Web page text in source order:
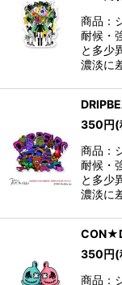
商品：
耐候・
と多少
濃淡に
350円(
商品：
耐候・
と多少
濃淡に
350円(
商品：